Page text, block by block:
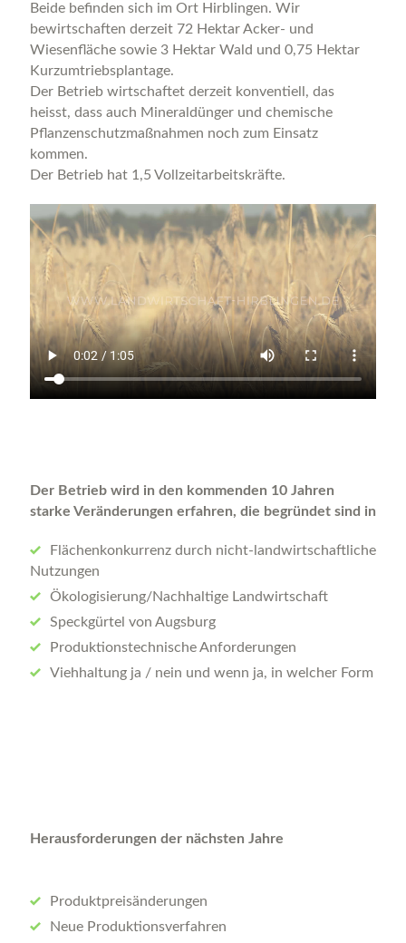
Beide befinden sich im Ort Hirblingen. Wir
bewirtschaften derzeit 72 Hektar Acker- und
Wiesenfläche sowie 3 Hektar Wald und 0,75 Hektar
Kurzumtriebsplantage.
Der Betrieb wirtschaftet derzeit konventiell, das
heisst, dass auch Mineraldünger und chemische
Pflanzenschutzmaßnahmen noch zum Einsatz
kommen.
Der Betrieb hat 1,5 Vollzeitarbeitskräfte.
Der Betrieb wird in den kommenden 10 Jahren
starke Veränderungen erfahren, die begründet sind in
Flächenkonkurrenz durch nicht-landwirtschaftliche
Nutzungen
Ökologisierung/Nachhaltige Landwirtschaft
Speckgürtel von Augsburg
Produktionstechnische Anforderungen
Viehhaltung ja / nein und wenn ja, in welcher Form
Herausforderungen der nächsten Jahre
Produktpreisänderungen
Neue Produktionsverfahren